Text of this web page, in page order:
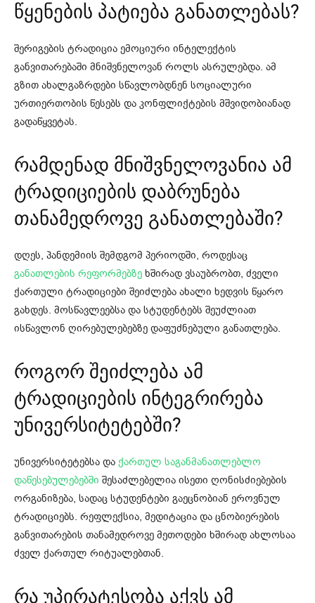
წყენების პატიება განათლებას?
შერიგების ტრადიცია ემოციური ინტელექტის
განვითარებაში მნიშვნელოვან როლს ასრულებდა. ამ
გზით ახალგაზრდები სწავლობდნენ სოციალური
ურთიერთობის წესებს და კონფლიქტების მშვიდობიანად
გადაწყვეტას.
რამდენად მნიშვნელოვანია ამ
ტრადიციების დაბრუნება
თანამედროვე განათლებაში?
დღეს, პანდემიის შემდგომ პერიოდში, როდესაც
განათლების რეფორმებზე ხშირად ვსაუბრობთ, ძველი
ქართული ტრადიციები შეიძლება ახალი ხედვის წყარო
გახდეს. მოსწავლეებსა და სტუდენტებს შეუძლიათ
ისწავლონ ღირებულებებზე დაფუძნებული განათლება.
როგორ შეიძლება ამ
ტრადიციების ინტეგრირება
უნივერსიტეტებში?
უნივერსიტეტებსა და ქართულ საგანმანათლებლო
დაწესებულებებში შესაძლებელია ისეთი ღონისძიებების
ორგანიზება, სადაც სტუდენტები გაეცნობიან ეროვნულ
ტრადიციებს. რეფლექსია, მედიტაცია და ცნობიერების
განვითარების თანამედროვე მეთოდები ხშირად ახლოსაა
ძველ ქართულ რიტუალებთან.
რა უპირატესობა აქვს ამ